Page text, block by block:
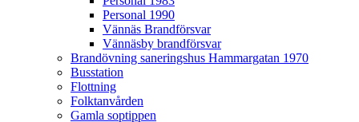
Personal 1990
Vännäs Brandförsvar
Vännäsby brandförsvar
Brandövning saneringshus Hammargatan 1970
Busstation
Flottning
Folktanvården
Gamla soptippen